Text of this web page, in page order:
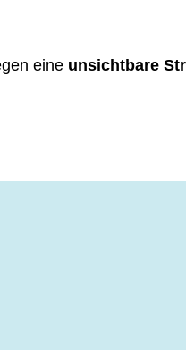
eine unsichtbare